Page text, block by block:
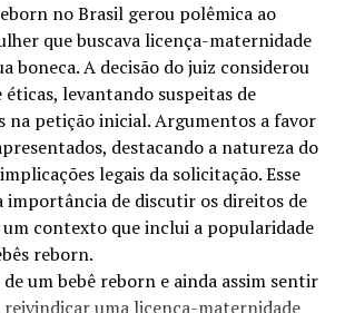
várias situações de assédio moral e
em um ambiente hostil. Esses
denunciam a transfobia, mas
a necessidade urgente de políticas de
à diversidade nas organizações. As
empresa mostraram-se insuficientes
ambiente de trabalho seguro e
Tribunal
no Brasil gerou polêmica ao
que buscava licença-maternidade
boneca. A decisão do juiz considerou
éticas, levantando suspeitas de
na petição inicial. Argumentos a favor
destacando a natureza do
legais da solicitação. Esse
importância de discutir os direitos de
contexto que inclui a popularidade
reborn.
um bebê reborn e ainda assim sentir
reivindicar uma licença-maternidade